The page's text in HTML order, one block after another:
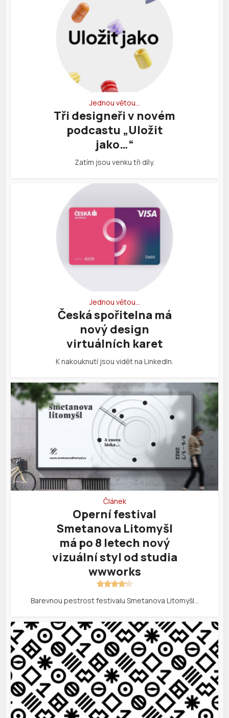
Jednou větou…
Tři designeři v novém
podcastu „Uložit
jako…“
Zatím jsou venku tři díly.
Jednou větou…
Česká spořitelna má
nový design
virtuálních karet
K nakouknutí jsou vidět na LinkedIn.
Článek
Operní festival
Smetanova Litomyšl
má po 8 letech nový
vizuální styl od studia
wwworks
Barevnou pestrost festivalu Smetanova Litomyšl…